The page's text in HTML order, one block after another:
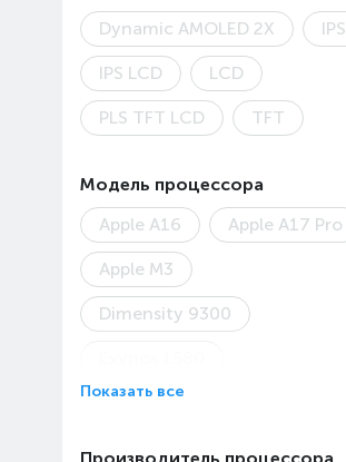
Dynamic AMOLED 2X
IPS
IPS LCD LCD
PLS TFT LCD TFT
Модель процессора
Apple A16
Apple A17 Pro
Apple M3
Dimensity 9300
HiSilicon Kirin T80
Показать все